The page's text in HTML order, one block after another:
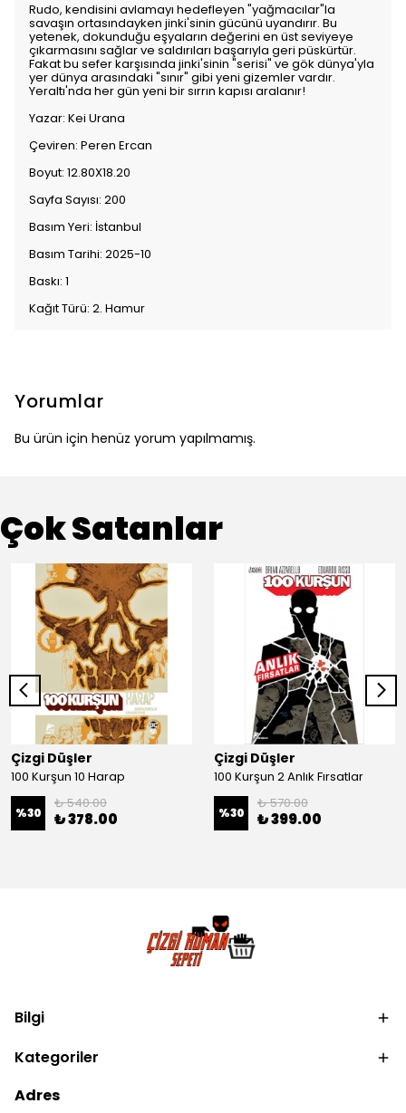
Rudo, kendisini avlamayı hedefleyen "yağmacılar"la
savaşın ortasındayken jinki'sinin gücünü uyandırır. Bu
yetenek, dokunduğu eşyaların değerini en üst seviyeye
çıkarmasını sağlar ve saldırıları başarıyla geri püskürtür.
Fakat bu sefer karşısında jinki'sinin "serisi" ve gök dünya'yla
yer dünya arasındaki "sınır" gibi yeni gizemler vardır.
Yeraltı'nda her gün yeni bir sırrın kapısı aralanır!
Yazar: Kei Urana
Çeviren: Peren Ercan
Boyut: 12.80X18.20
Sayfa Sayısı: 200
Basım Yeri: İstanbul
Basım Tarihi: 2025-10
Baskı: 1
Kağıt Türü: 2. Hamur
Yorumlar
Bu ürün için henüz yorum yapılmamış.
Çok Satanlar
Çizgi Düşler
100 Kurşun 10 Harap
%30
₺ 540.00
₺ 378.00
Çizgi Düşler
100 Kurşun 2 Anlık Fırsatlar
%30
₺ 570.00
₺ 399.00
Bilgi
Kategoriler
Adres